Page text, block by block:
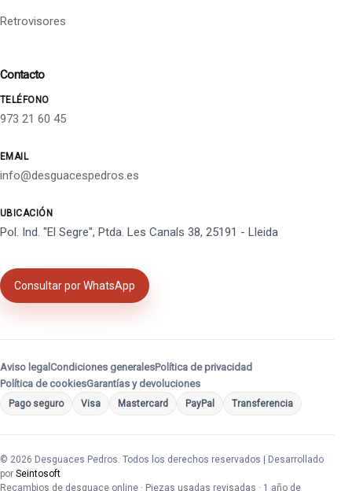
Retrovisores
Contacto
TELÉFONO
973 21 60 45
EMAIL
info@desguacespedros.es
UBICACIÓN
Pol. Ind. "El Segre", Ptda. Les Canals 38, 25191 - Lleida
Consultar por WhatsApp
Aviso legal Condiciones generalesPolítica de privacidad
Política de cookiesGarantías y devoluciones
Pago seguro Visa Mastercard PayPal Transferencia
© 2026 Desguaces Pedros. Todos los derechos reservados | Desarrollado
por Seintosoft
Recambios de desguace online · Piezas usadas revisadas · 1 año de